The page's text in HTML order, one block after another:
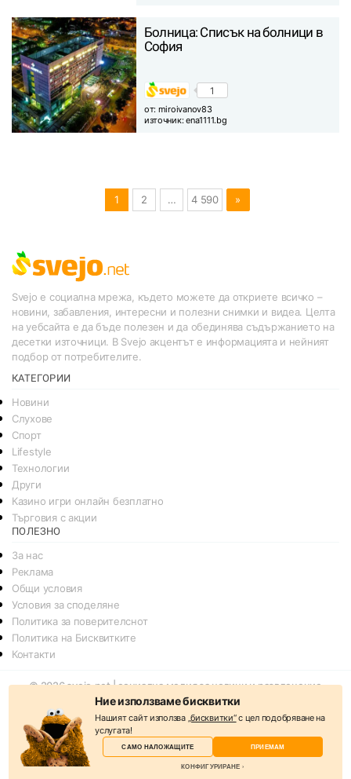
Болница: Списък на болници в
София
1
от: miroivanov83
източник:ena1111.bg
1 2 … 4 590 »
Svejo е социална мрежа, където можете да откриете всичко –
новини, забавления, интересни и полезни снимки и видеа. Целта
на уебсайта е да бъде полезен и да обединява съдържанието на
десетки източници. В Svejo акцентът е информацията и нейният
подбор от потребителите.
КАТЕГОРИИ
Новини
Слухове
Спорт
Lifestyle
Технологии
Други
Казино игри онлайн безплатно
Търговия с акции
ПОЛЕЗНО
За нас
Реклама
Общи условия
Условия за споделяне
Политика за поверителснот
Политика на Бисквитките
Контакти
© 2026svejo.net | социална медия за новини и развлечение
Ние използваме бисквитки
Нашият сайт използва „бисквитки“с цел подобряване на
услугата!
САМО НАЛОЖАЩИТЕ ПРИЕМАМ
КОНФИГУРИРАНЕ